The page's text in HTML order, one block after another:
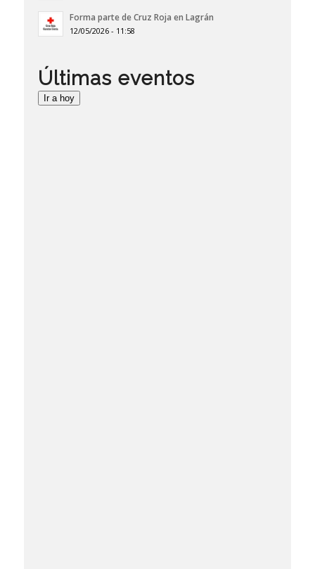
Forma parte de Cruz Roja en Lagrán
12/05/2026 - 11:58
Últimas eventos
Ir a hoy